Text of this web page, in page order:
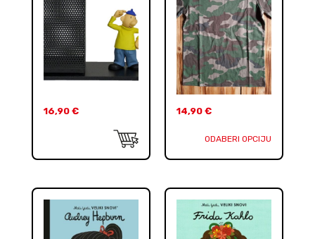
16,90 € 14,90 €
ODABERI OPCIJU